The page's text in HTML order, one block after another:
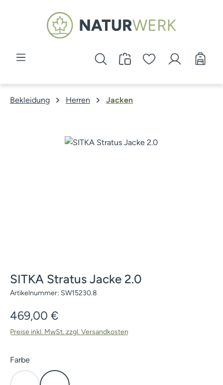
Zum Hauptinhalt springen
Bekleidung Herren Jacken
Bildergalerie überspringen
SITKA Stratus Jacke 2.0
Artikelnummer: SW15230.8
Regulärer Preis:
469,00 €
Preise inkl. MwSt. zzgl. Versandkosten
Farbeauswählen